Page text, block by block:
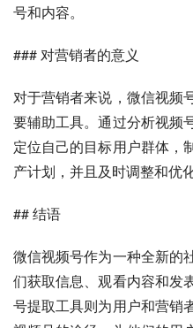
号和内容。
### 对营销者的意义
对于营销者来说，微信视频
要辅助工具。通过分析视频
定位自己的目标用户群体，
产计划，并且及时调整和优
## 结语
微信视频号作为一种全新的
们获取信息、观看内容和发
号提取工具则为用户和营销